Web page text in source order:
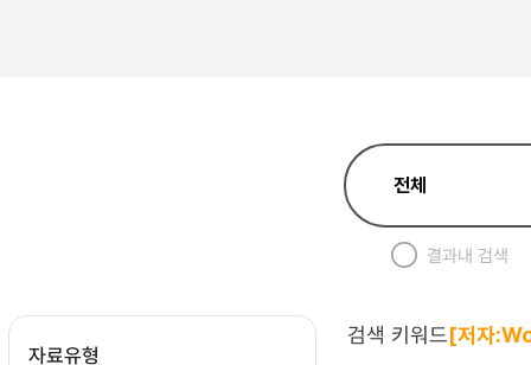
결과내 검색
자료유형
검색 키워드[저자